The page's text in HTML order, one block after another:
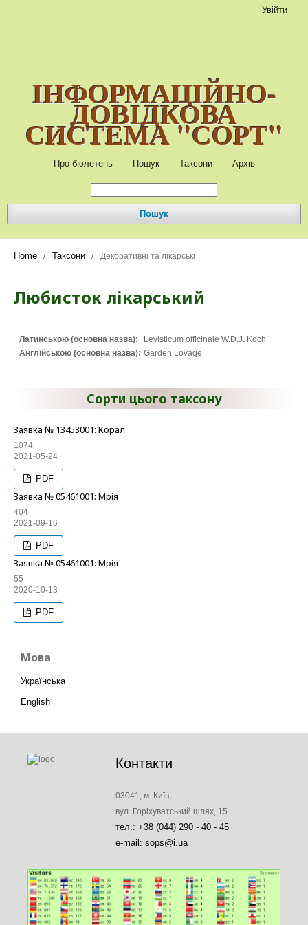
ІНФОРМАЦІЙНО-
ДОВІДКОВА
СИСТЕМА "СОРТ"
Про бюлетень Пошук Таксони Архів
Пошук
Увійти
Home / Таксони / Декоративні та лікарські
Любисток лікарський
Латинською (основна назва):
Levisticum officinale W.D.J. Koch
Англійською (основна назва): Garden Lovage
Сорти цього таксону
Заявка № 13453001: Корал
1074
2021-05-24
PDF
Заявка № 05461001: Мрія
404
2021-09-16
PDF
Заявка № 05461001: Мрія
55
2020-10-13
PDF
Мова
Українська
English
Контакти
03041, м. Київ,
вул. Горіхуватський шлях, 15
тел.: +38 (044) 290 - 40 - 45
e-mail: sops@i.ua